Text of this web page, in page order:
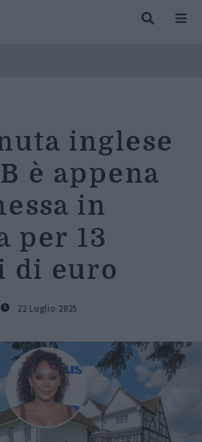
inglese
è appena
in
per 13
di euro
22 Luglio 2025